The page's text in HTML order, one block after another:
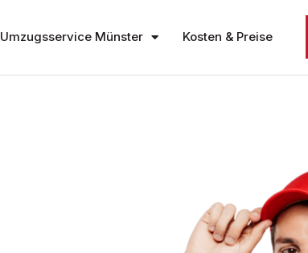
Umzugsservice Münster Kosten & Preise